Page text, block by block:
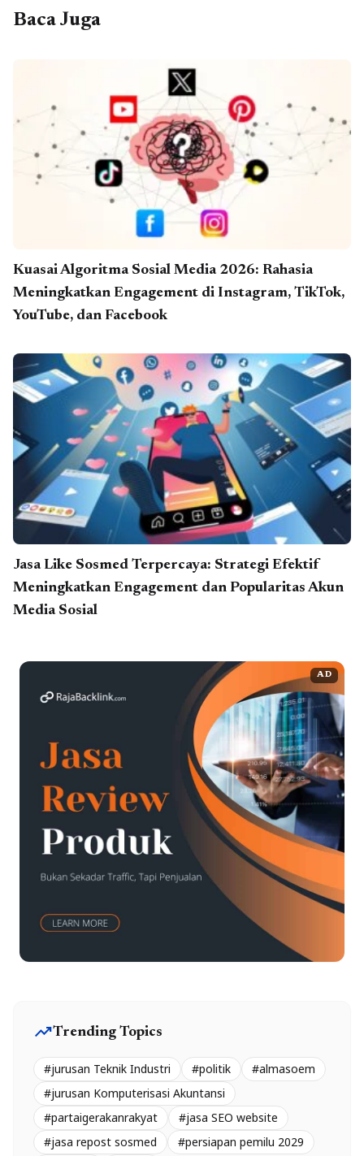
Baca Juga
Kuasai Algoritma Sosial Media 2026: Rahasia
Meningkatkan Engagement di Instagram, TikTok,
YouTube, dan Facebook
Jasa Like Sosmed Terpercaya: Strategi Efektif
Meningkatkan Engagement dan Popularitas Akun
Media Sosial
AD
trending_upTrending Topics
#jurusan Teknik Industri #politik
#almasoem
#jurusan Komputerisasi Akuntansi
#partaigerakanrakyat
#jasa SEO website
#jasa repost sosmed
#persiapan pemilu 2029